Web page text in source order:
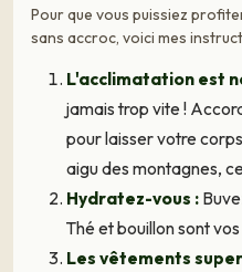
Pour que vous puissiez
sans accroc, voici mes
L'acclimatation est
jamais trop vite !
pour laisser votre
aigu des montagnes,
Hydratez-vous :
Thé et bouillon sont
Les vêtements